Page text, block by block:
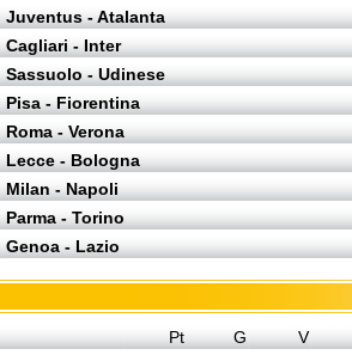
Juventus - Atalanta
Cagliari - Inter
Sassuolo - Udinese
Pisa - Fiorentina
Roma - Verona
Lecce - Bologna
Milan - Napoli
Parma - Torino
Genoa - Lazio
Pt G
V